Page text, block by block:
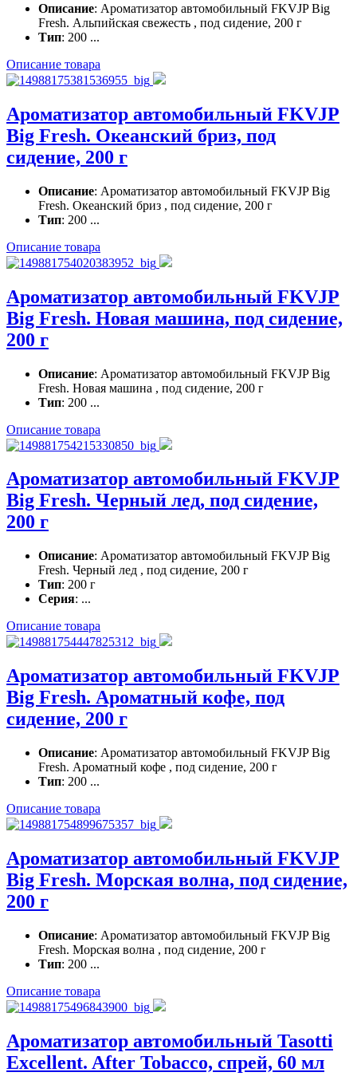
Описание: Ароматизатор автомобильный FKVJP Big
Fresh. Альпийская свежесть , под сидение, 200 г
Тип: 200 ...
Описание товара
Ароматизатор автомобильный FKVJP
Big Fresh. Океанский бриз, под
сидение, 200 г
Описание: Ароматизатор автомобильный FKVJP Big
Fresh. Океанский бриз , под сидение, 200 г
Тип: 200 ...
Описание товара
Ароматизатор автомобильный FKVJP
Big Fresh. Новая машина, под сидение,
200 г
Описание: Ароматизатор автомобильный FKVJP Big
Fresh. Новая машина , под сидение, 200 г
Тип: 200 ...
Описание товара
Ароматизатор автомобильный FKVJP
Big Fresh. Черный лед, под сидение,
200 г
Описание: Ароматизатор автомобильный FKVJP Big
Fresh. Черный лед , под сидение, 200 г
Тип: 200 г
Серия: ...
Описание товара
Ароматизатор автомобильный FKVJP
Big Fresh. Ароматный кофе, под
сидение, 200 г
Описание: Ароматизатор автомобильный FKVJP Big
Fresh. Ароматный кофе , под сидение, 200 г
Тип: 200 ...
Описание товара
Ароматизатор автомобильный FKVJP
Big Fresh. Морская волна, под сидение,
200 г
Описание: Ароматизатор автомобильный FKVJP Big
Fresh. Морская волна , под сидение, 200 г
Тип: 200 ...
Описание товара
Ароматизатор автомобильный Tasotti
Excellent. After Tobacco, спрей, 60 мл